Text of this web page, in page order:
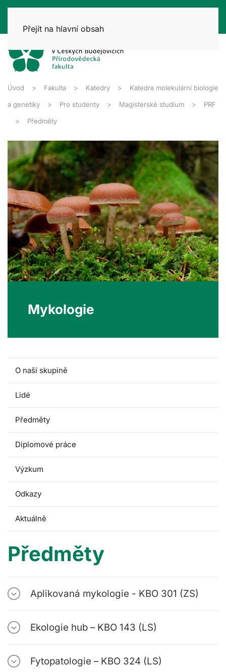
Přejít na hlavní obsah
Úvod Fakulta Katedry Katedra molekulární biologie
a genetiky Pro studenty Magisterské studium PRF
Předměty
Mykologie
O naší skupině
Lidé
Předměty
Diplomové práce
Výzkum
Odkazy
Aktuálně
Předměty
Aplikovaná mykologie - KBO 301 (ZS)
Ekologie hub – KBO 143 (LS)
Fytopatologie – KBO 324 (LS)